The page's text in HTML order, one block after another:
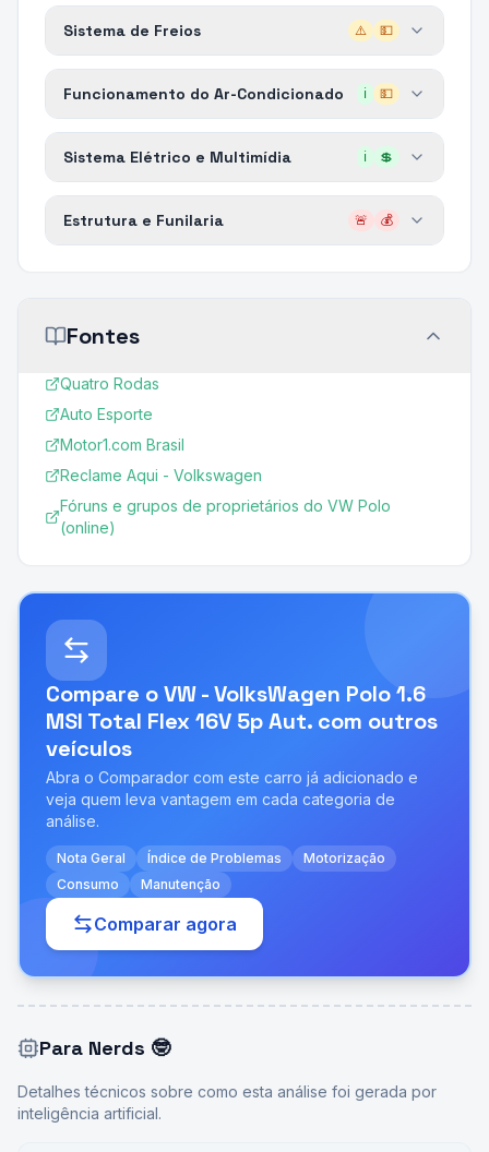
Sistema de Freios ⚠️ 💵
Funcionamento do Ar-Condicionado ℹ️ 💵
Sistema Elétrico e Multimídia ℹ️ 💲
Estrutura e Funilaria 🚨 💰
Fontes
Quatro Rodas
Auto Esporte
Motor1.com Brasil
Reclame Aqui - Volkswagen
Fóruns e grupos de proprietários do VW Polo
(online)
Compare oVW - VolksWagen Polo 1.6
MSI Total Flex 16V 5p Aut. com outros
veículos
Abra o Comparador com este carro já adicionado e
veja quem leva vantagem em cada categoria de
análise.
Nota Geral Índice de Problemas
Motorização
Consumo
Manutenção
Comparar agora
Para Nerds 🤓
Detalhes técnicos sobre como esta análise foi gerada por
inteligência artificial.